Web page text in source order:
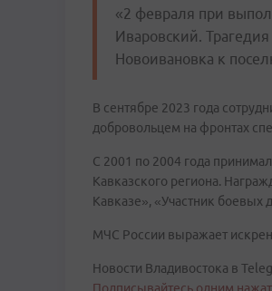
«2 февраля при
Иваровский.
Новоивановка к
В сентябре 2023 года
добровольцем на фронтах
С 2001 по 2004 года
Кавказского региона.
Кавказе», «Участник боевых
МЧС России выражает
Новости Владивостока в